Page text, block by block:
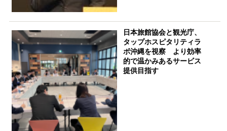
日本旅館協会と観光庁、
タップホスピタリティラ
ボ沖縄を視察 より効率
的で温かみあるサービス
提供目指す